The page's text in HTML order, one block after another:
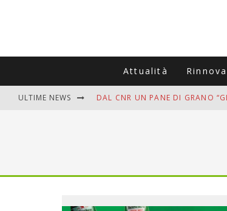
Attualità
ULTIME NEWS DAL CNR UN PANE DI GRANO
MUTTI ASSUME A OLIVETO